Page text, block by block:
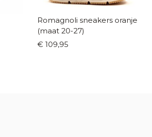
Romagnoli sneakers oranje
(maat 20-27)
€ 109,95